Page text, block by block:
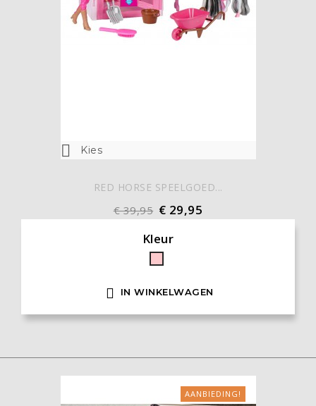
 Kies
RED HORSE SPEELGOED...
€ 39,95 € 29,95
Kleur
Roze
 IN WINKELWAGEN
AANBIEDING!